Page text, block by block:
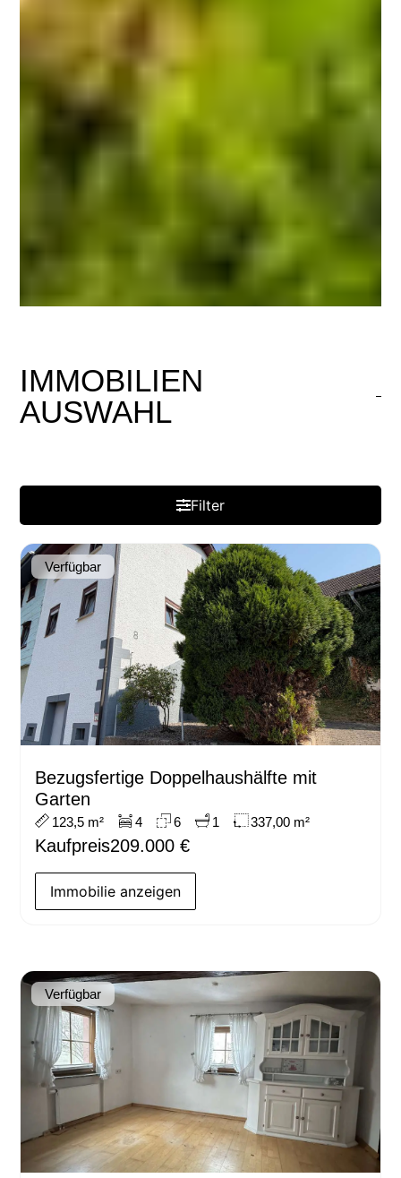
IMMOBILIEN
AUSWAHL
Filter
Verfügbar
Bezugsfertige Doppelhaushälfte mit
Garten
123,5 m² 4 6 1 337,00 m²
Kaufpreis209.000 €
Immobilie anzeigen
Verfügbar